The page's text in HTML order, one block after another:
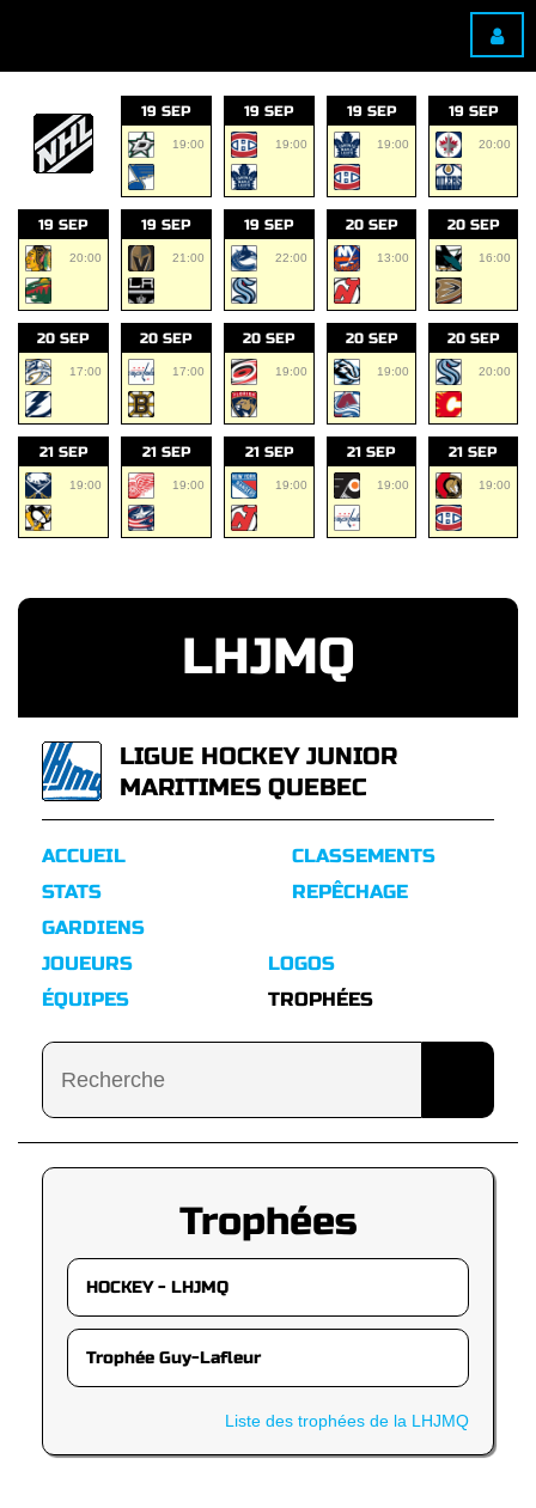
19 SEP
19:00
19 SEP
19:00
19 SEP
19:00
19 SEP
20:00
19 SEP
20:00
19 SEP
21:00
19 SEP
22:00
20 SEP
13:00
20 SEP
16:00
20 SEP
17:00
20 SEP
17:00
20 SEP
19:00
20 SEP
19:00
20 SEP
20:00
21 SEP
19:00
21 SEP
19:00
21 SEP
19:00
21 SEP
19:00
21 SEP
19:00
LHJMQ
LIGUE HOCKEY JUNIOR
MARITIMES QUEBEC
ACCUEIL
STATS
GARDIENS
CLASSEMENTS
REPÊCHAGE
JOUEURS
ÉQUIPES
LOGOS
TROPHÉES
Trophées
Liste des trophées de la LHJMQ